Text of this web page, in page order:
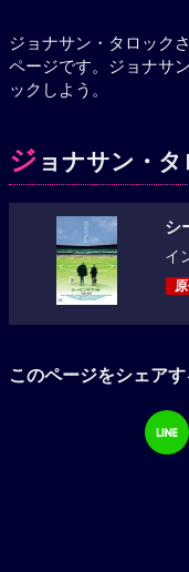
ジョナサン・タロック
ページです。ジョナサ
ックしよう。
ジ ョナサン・
シ
イ
このページをシェアす